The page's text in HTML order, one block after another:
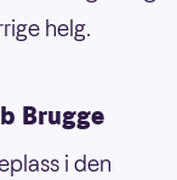
helg.
Brugge
i den